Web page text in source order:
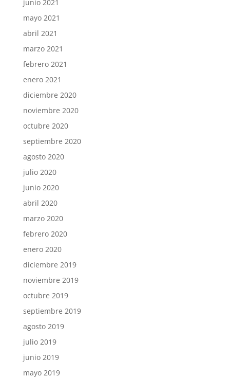
junio 2021
mayo 2021
abril 2021
marzo 2021
febrero 2021
enero 2021
diciembre 2020
noviembre 2020
octubre 2020
septiembre 2020
agosto 2020
julio 2020
junio 2020
abril 2020
marzo 2020
febrero 2020
enero 2020
diciembre 2019
noviembre 2019
octubre 2019
septiembre 2019
agosto 2019
julio 2019
junio 2019
mayo 2019